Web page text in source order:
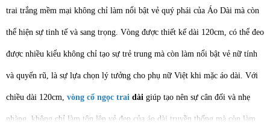
trai trắng mềm mại không chỉ làm nổi bật vẻ quý phái của Áo Dài mà còn
thể hiện sự tinh tế và sang trọng. Vòng được thiết kế dài 120cm, có thể đeo
được nhiều kiểu không chỉ tạo sự trẻ trung mà còn làm nổi bật vẻ nữ tính
và quyến rũ, là sự lựa chọn lý tưởng cho phụ nữ Việt khi mặc áo dài. Với
chiều dài 120cm, vòng cổ ngọc trai dài giúp tạo nên sự cân đối và nhẹ
nhàng, không chỉ làm tôn lên vẻ đẹp của áo dài truyền thống mà còn làm